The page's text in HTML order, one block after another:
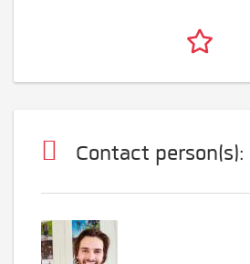
Contact person(s):